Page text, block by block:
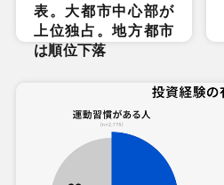
表。大都市中心部が
上位独占。地方都市
は順位下落